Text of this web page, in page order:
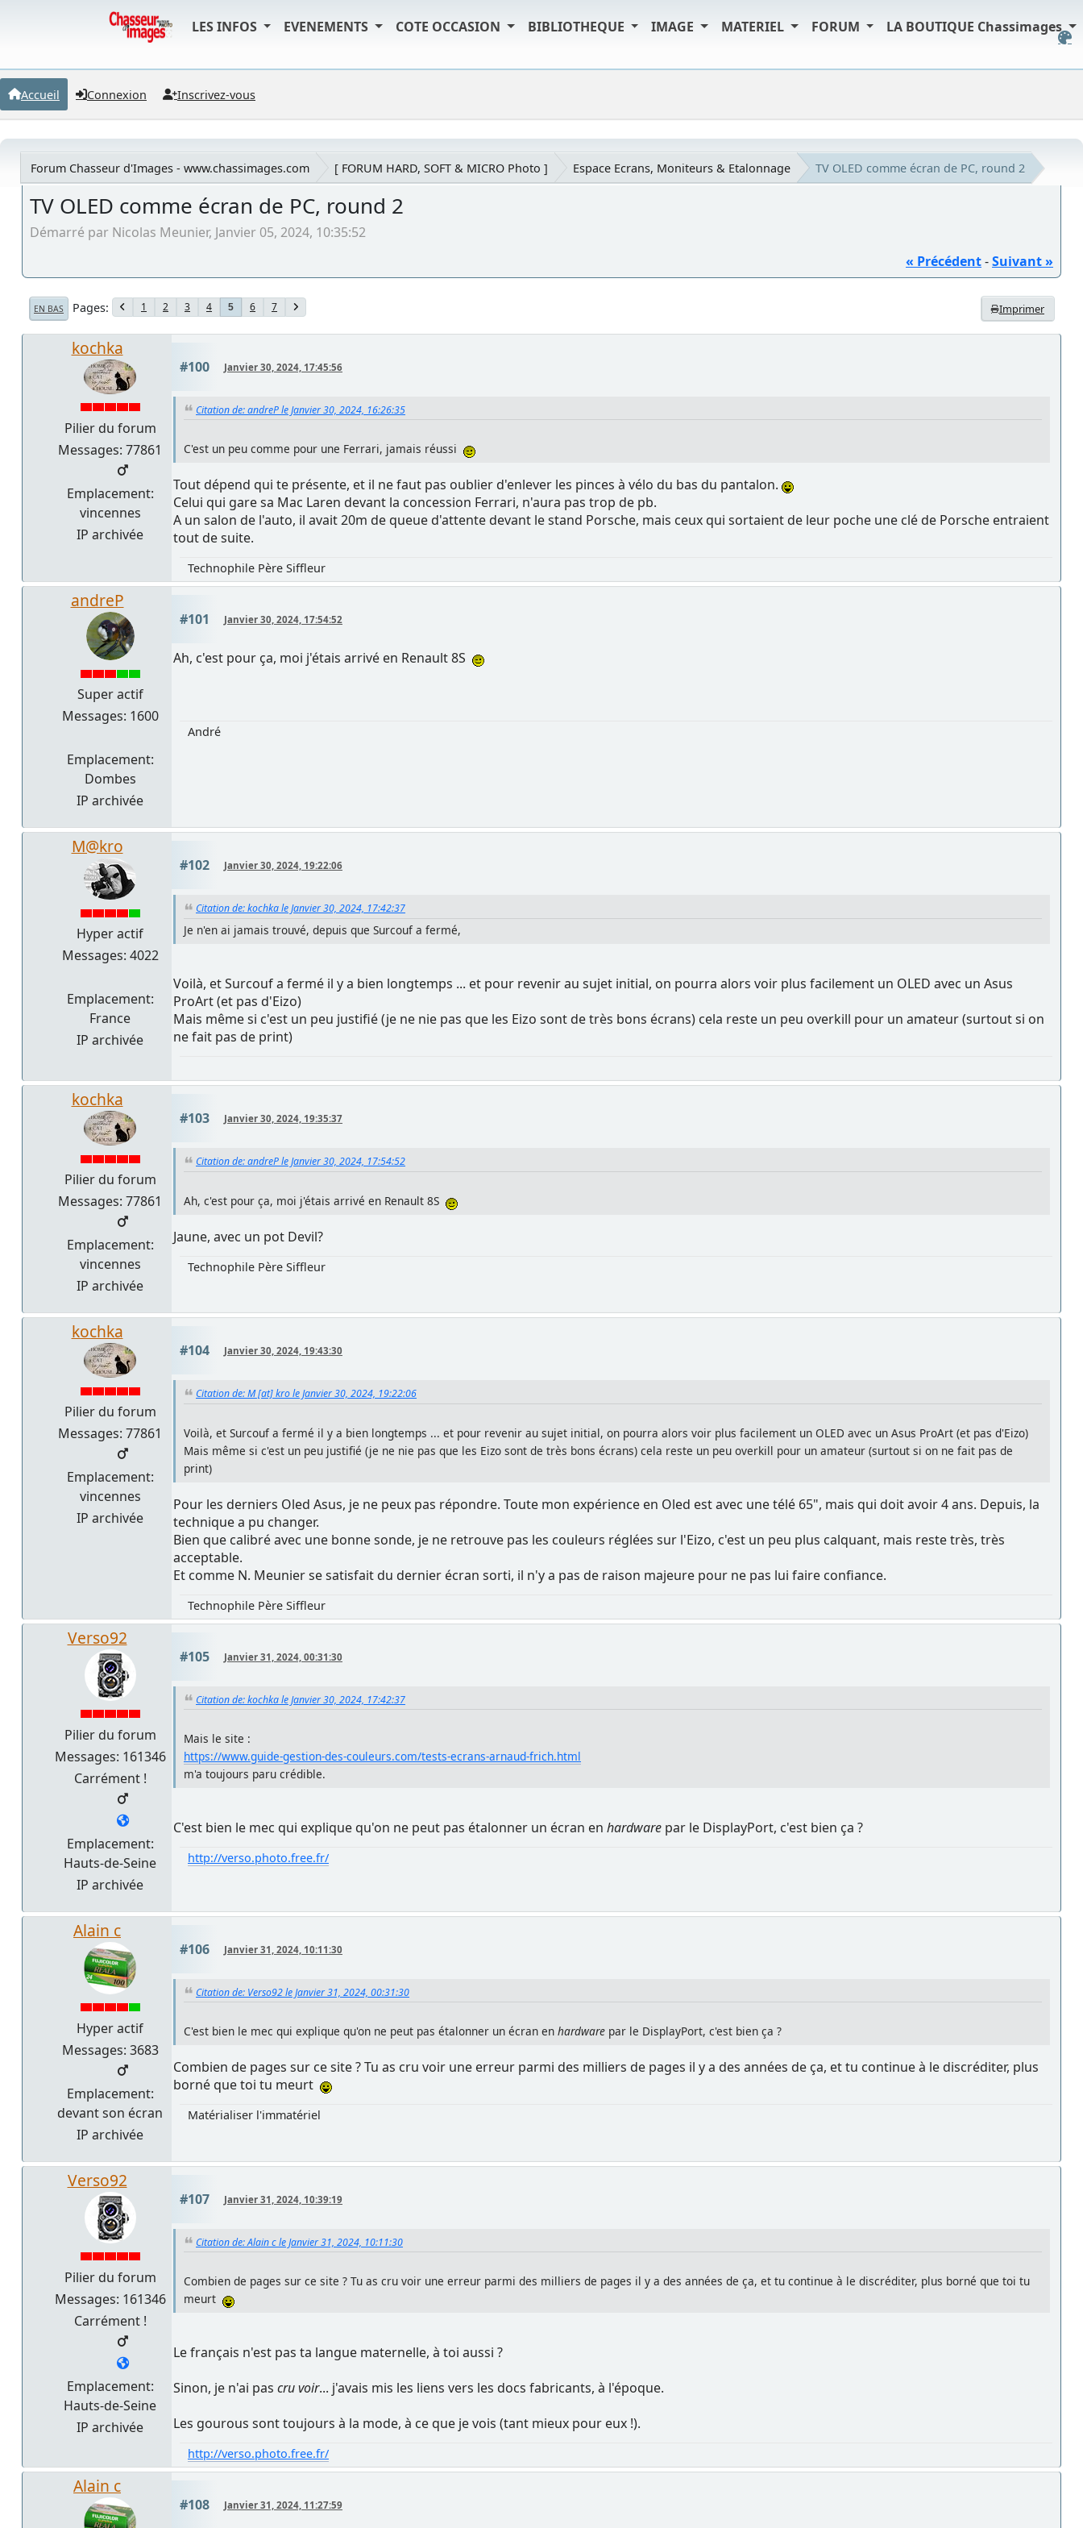
LES INFOS EVENEMENTS COTE OCCASION BIBLIOTHEQUE IMAGE MATERIEL FORUM LA BOUTIQUE Chassimages
Accueil Connexion Inscrivez-vous
Forum Chasseur d'Images - www.chassimages.com [ FORUM HARD, SOFT & MICRO Photo ] Espace Ecrans, Moniteurs & Etalonnage TV OLED comme écran de PC, round 2
TV OLED comme écran de PC, round 2
Démarré par Nicolas Meunier, Janvier 05, 2024, 10:35:52
« Précédent-Suivant »
Imprimer
EN BAS Pages 1 2 3 4 5 6 7
kochka
Pilier du forum
Messages: 77861
Emplacement:
vincennes
IP archivée
#100 Janvier 30, 2024, 17:45:56
Citation de: andreP le Janvier 30, 2024, 16:26:35
C'est un peu comme pour une Ferrari, jamais réussi
Tout dépend qui te présente, et il ne faut pas oublier d'enlever les pinces à vélo du bas du pantalon.
Celui qui gare sa Mac Laren devant la concession Ferrari, n'aura pas trop de pb.
A un salon de l'auto, il avait 20m de queue d'attente devant le stand Porsche, mais ceux qui sortaient de leur poche une clé de Porsche entraient
tout de suite.
Technophile Père Siffleur
andreP
Super actif
Messages: 1600
Emplacement:
Dombes
IP archivée
#101 Janvier 30, 2024, 17:54:52
Ah, c'est pour ça, moi j'étais arrivé en Renault 8S
André
M@kro
Hyper actif
Messages: 4022
Emplacement:
France
IP archivée
#102 Janvier 30, 2024, 19:22:06
Citation de: kochka le Janvier 30, 2024, 17:42:37
Je n'en ai jamais trouvé, depuis que Surcouf a fermé,
Voilà, et Surcouf a fermé il y a bien longtemps ... et pour revenir au sujet initial, on pourra alors voir plus facilement un OLED avec un Asus
ProArt (et pas d'Eizo)
Mais même si c'est un peu justifié (je ne nie pas que les Eizo sont de très bons écrans) cela reste un peu overkill pour un amateur (surtout si on
ne fait pas de print)
kochka
Pilier du forum
Messages: 77861
Emplacement:
vincennes
IP archivée
#103 Janvier 30, 2024, 19:35:37
Citation de: andreP le Janvier 30, 2024, 17:54:52
Ah, c'est pour ça, moi j'étais arrivé en Renault 8S
Jaune, avec un pot Devil?
Technophile Père Siffleur
kochka
Pilier du forum
Messages: 77861
Emplacement:
vincennes
IP archivée
#104 Janvier 30, 2024, 19:43:30
Citation de: M [at] kro le Janvier 30, 2024, 19:22:06
Voilà, et Surcouf a fermé il y a bien longtemps ... et pour revenir au sujet initial, on pourra alors voir plus facilement un OLED avec un Asus ProArt (et pas d'Eizo)
Mais même si c'est un peu justifié (je ne nie pas que les Eizo sont de très bons écrans) cela reste un peu overkill pour un amateur (surtout si on ne fait pas de
print)
Pour les derniers Oled Asus, je ne peux pas répondre. Toute mon expérience en Oled est avec une télé 65", mais qui doit avoir 4 ans. Depuis, la
technique a pu changer.
Bien que calibré avec une bonne sonde, je ne retrouve pas les couleurs réglées sur l'Eizo, c'est un peu plus calquant, mais reste très, très
acceptable.
Et comme N. Meunier se satisfait du dernier écran sorti, il n'y a pas de raison majeure pour ne pas lui faire confiance.
Technophile Père Siffleur
Verso92
Pilier du forum
Messages: 161346
Carrément !
Emplacement:
Hauts-de-Seine
IP archivée
#105 Janvier 31, 2024, 00:31:30
Citation de: kochka le Janvier 30, 2024, 17:42:37
Mais le site :
https://www.guide-gestion-des-couleurs.com/tests-ecrans-arnaud-frich.html
m'a toujours paru crédible.
C'est bien le mec qui explique qu'on ne peut pas étalonner un écran en hardware par le DisplayPort, c'est bien ça ?
http://verso.photo.free.fr/
Alain c
Hyper actif
Messages: 3683
Emplacement:
devant son écran
IP archivée
#106 Janvier 31, 2024, 10:11:30
Citation de: Verso92 le Janvier 31, 2024, 00:31:30
C'est bien le mec qui explique qu'on ne peut pas étalonner un écran en hardware par le DisplayPort, c'est bien ça ?
Combien de pages sur ce site ? Tu as cru voir une erreur parmi des milliers de pages il y a des années de ça, et tu continue à le discréditer, plus
borné que toi tu meurt
Matérialiser l'immatériel
Verso92
Pilier du forum
Messages: 161346
Carrément !
Emplacement:
Hauts-de-Seine
IP archivée
#107 Janvier 31, 2024, 10:39:19
Citation de: Alain c le Janvier 31, 2024, 10:11:30
Combien de pages sur ce site ? Tu as cru voir une erreur parmi des milliers de pages il y a des années de ça, et tu continue à le discréditer, plus borné que toi tu
meurt
Le français n'est pas ta langue maternelle, à toi aussi ?
Sinon, je n'ai pas cru voir... j'avais mis les liens vers les docs fabricants, à l'époque.
Les gourous sont toujours à la mode, à ce que je vois (tant mieux pour eux !).
http://verso.photo.free.fr/
Alain c
#108 Janvier 31, 2024, 11:27:59